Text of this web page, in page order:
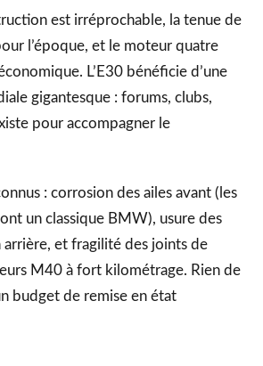
est irréprochable, la tenue de
l’époque, et le moteur quatre
L’E30 bénéficie d’une
gigantesque : forums, clubs,
pour accompagner le
: corrosion des ailes avant (les
un classique BMW), usure des
et fragilité des joints de
M40 à fort kilométrage. Rien de
budget de remise en état